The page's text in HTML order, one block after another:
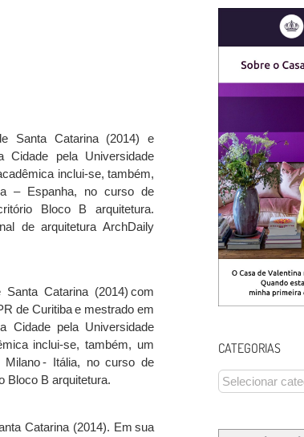
Santa Catarina (2014) e
Cidade pela Universidade
inclui-se, também,
– Espanha, no curso de
Bloco B arquitetura.
de arquitetura ArchDaily
Catarina (2014) com
de Curitiba e mestrado em
Cidade pela Universidade
inclui-se, também, um
Milano - Itália, no curso de
Bloco B arquitetura.
Catarina (2014). Em sua
CATEGORIAS
CATEGORIAS